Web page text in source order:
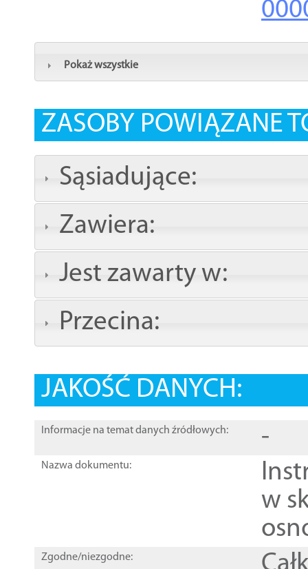
Pokaż wszystkie
ZASOBY POWIĄZANE
Sąsiadujące:
Zawiera:
Jest zawarty w:
Przecina:
JAKOŚĆ DANYCH:
Informacje na temat danych źródłowych: -
Nazwa dokumentu:
w
Zgodne/niezgodne: